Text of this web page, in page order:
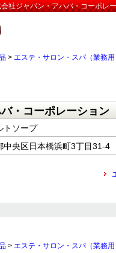
社ジャパン・アハバ・コーポレ
> エステ・サロン・スパ（業務用
・コーポレーション
トソープ
央区日本橋浜町3丁目31-4
> エステ・サロン・スパ（業務用